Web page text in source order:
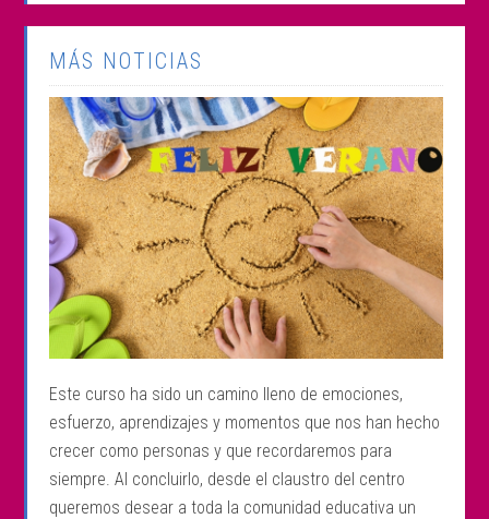
MÁS NOTICIAS
Este curso ha sido un camino lleno de emociones,
esfuerzo, aprendizajes y momentos que nos han hecho
crecer como personas y que recordaremos para
siempre. Al concluirlo, desde el claustro del centro
queremos desear a toda la comunidad educativa un